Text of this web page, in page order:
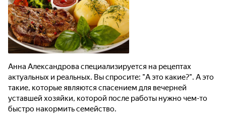
Анна Александрова специализируется на рецептах
актуальных и реальных. Вы спросите: "А это какие?". А это
такие, которые являются спасением для вечерней
уставшей хозяйки, которой после работы нужно чем-то
быстро накормить семейство.